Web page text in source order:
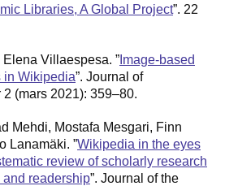
Libraries, A Global Project”. 22
Villaespesa. ” Image-based
in Wikipedia”. Journal of
(mars 2021): 359–80.
Mehdi, Mostafa Mesgari, Finn
Lanamäki. ”Wikipedia in the eyes
review of scholarly research
readership”. Journal of the